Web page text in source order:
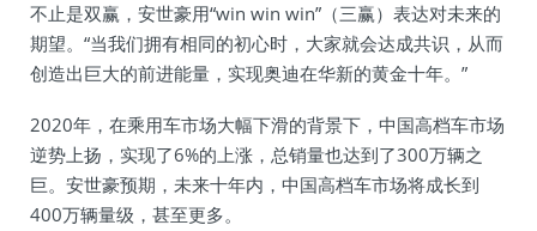
不止是双赢，安世豪用“win win win”（三赢）表达对未来的
期望。“当我们拥有相同的初心时，大家就会达成共识，从而
创造出巨大的前进能量，实现奥迪在华新的黄金十年。”
2020年，在乘用车市场大幅下滑的背景下，中国高档车市场
逆势上扬，实现了6%的上涨，总销量也达到了300万辆之
巨。安世豪预期，未来十年内，中国高档车市场将成长到
400万辆量级，甚至更多。